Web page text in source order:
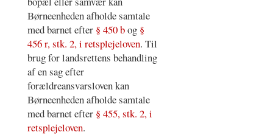
Børneenheden afholde samtale
med barnet efter § 450 bog §
456 r, stk. 2, i retsplejeloven. Til
brug for landsrettens behandling
af en sag efter
forældreansvarsloven kan
Børneenheden afholde samtale
med barnet efter § 455, stk. 2, i
retsplejeloven.